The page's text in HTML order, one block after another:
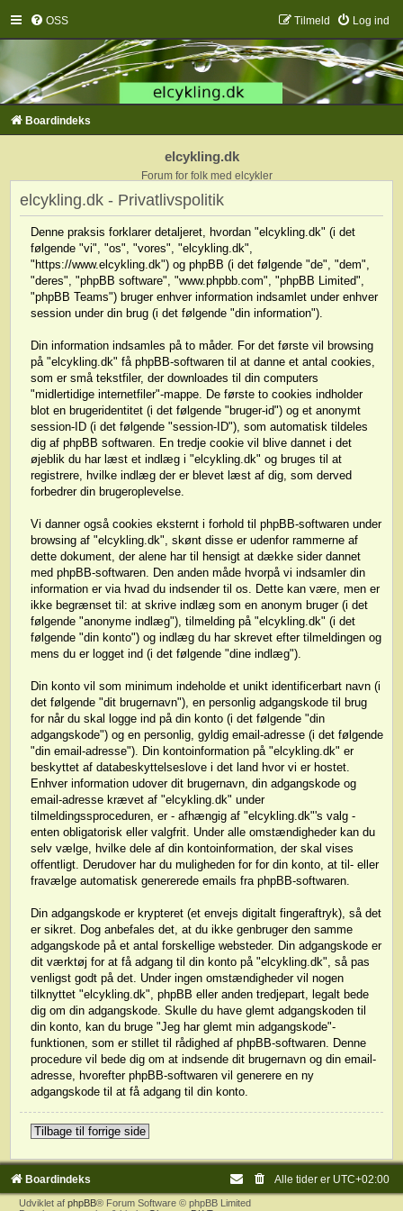
OSS Log ind
Tilmeld
Boardindeks
elcykling.dk
Forum for folk med elcykler
elcykling.dk - Privatlivspolitik
Denne praksis forklarer detaljeret, hvordan "elcykling.dk" (i det
følgende "vi", "os", "vores", "elcykling.dk",
"https://www.elcykling.dk") og phpBB (i det følgende "de", "dem",
"deres", "phpBB software", "www.phpbb.com", "phpBB Limited",
"phpBB Teams") bruger enhver information indsamlet under enhver
session under din brug (i det følgende "din information").
Din information indsamles på to måder. For det første vil browsing
på "elcykling.dk" få phpBB-softwaren til at danne et antal cookies,
som er små tekstfiler, der downloades til din computers
"midlertidige internetfiler"-mappe. De første to cookies indholder
blot en brugeridentitet (i det følgende "bruger-id") og et anonymt
session-ID (i det følgende "session-ID"), som automatisk tildeles
dig af phpBB softwaren. En tredje cookie vil blive dannet i det
øjeblik du har læst et indlæg i "elcykling.dk" og bruges til at
registrere, hvilke indlæg der er blevet læst af dig, som derved
forbedrer din brugeroplevelse.
Vi danner også cookies eksternt i forhold til phpBB-softwaren under
browsing af "elcykling.dk", skønt disse er udenfor rammerne af
dette dokument, der alene har til hensigt at dække sider dannet
med phpBB-softwaren. Den anden måde hvorpå vi indsamler din
information er via hvad du indsender til os. Dette kan være, men er
ikke begrænset til: at skrive indlæg som en anonym bruger (i det
følgende "anonyme indlæg"), tilmelding på "elcykling.dk" (i det
følgende "din konto") og indlæg du har skrevet efter tilmeldingen og
mens du er logget ind (i det følgende "dine indlæg").
Din konto vil som minimum indeholde et unikt identificerbart navn (i
det følgende "dit brugernavn"), en personlig adgangskode til brug
for når du skal logge ind på din konto (i det følgende "din
adgangskode") og en personlig, gyldig email-adresse (i det følgende
"din email-adresse"). Din kontoinformation på "elcykling.dk" er
beskyttet af databeskyttelseslove i det land hvor vi er hostet.
Enhver information udover dit brugernavn, din adgangskode og
email-adresse krævet af "elcykling.dk" under
tilmeldingssproceduren, er - afhængig af "elcykling.dk"'s valg -
enten obligatorisk eller valgfrit. Under alle omstændigheder kan du
selv vælge, hvilke dele af din kontoinformation, der skal vises
offentligt. Derudover har du muligheden for for din konto, at til- eller
fravælge automatisk genererede emails fra phpBB-softwaren.
Din adgangskode er krypteret (et envejs digitalt fingeraftryk), så det
er sikret. Dog anbefales det, at du ikke genbruger den samme
adgangskode på et antal forskellige websteder. Din adgangskode er
dit værktøj for at få adgang til din konto på "elcykling.dk", så pas
venligst godt på det. Under ingen omstændigheder vil nogen
tilknyttet "elcykling.dk", phpBB eller anden tredjepart, legalt bede
dig om din adgangskode. Skulle du have glemt adgangskoden til
din konto, kan du bruge "Jeg har glemt min adgangskode"-
funktionen, som er stillet til rådighed af phpBB-softwaren. Denne
procedure vil bede dig om at indsende dit brugernavn og din email-
adresse, hvorefter phpBB-softwaren vil generere en ny
adgangskode til at få adgang til din konto.
Tilbage til forrige side
Boardindeks Alle tider er UTC+02:00
Udviklet af phpBB® Forum Software © phpBB Limited